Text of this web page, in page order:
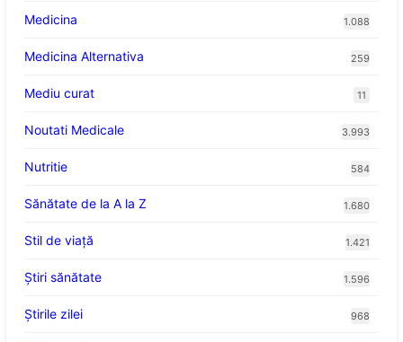
Medicina 1.088
Medicina Alternativa 259
Mediu curat 11
Noutati Medicale 3.993
Nutritie 584
Sănătate de la A la Z 1.680
Stil de viaţă 1.421
Ştiri sănătate 1.596
Știrile zilei 968